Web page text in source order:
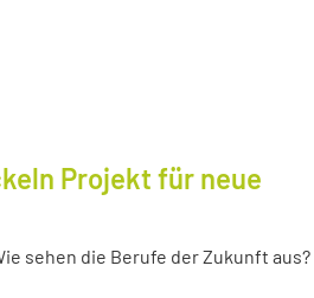
Projekt für neue
sehen die Berufe der Zukunft aus?